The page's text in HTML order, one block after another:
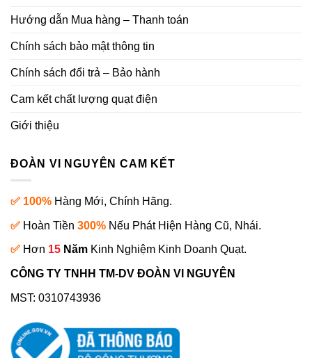
Hướng dẫn Mua hàng – Thanh toán
Chính sách bảo mật thông tin
Chính sách đổi trả – Bảo hành
Cam kết chất lượng quạt điện
Giới thiệu
ĐOÀN VI NGUYÊN CAM KẾT
✅ 100% Hàng Mới, Chính Hãng.
✅ Hoàn Tiền 300% Nếu Phát Hiện Hàng Cũ, Nhái.
✅ Hơn 15 Năm Kinh Nghiệm Kinh Doanh Quạt.
CÔNG TY TNHH TM-DV ĐOÀN VI NGUYÊN
MST: 0310743936